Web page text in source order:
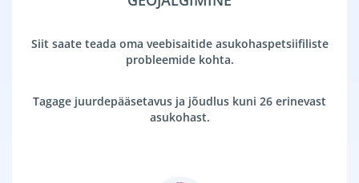
Siit saate teada oma veebisaitide asukohaspetsiifiliste
probleemide kohta.
Tagage juurdepääsetavus ja jõudlus kuni 26 erinevast
asukohast.